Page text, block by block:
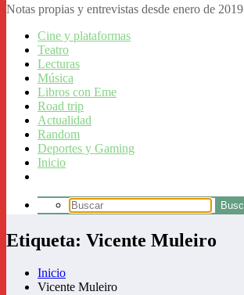
Notas propias y entrevistas desde enero de 2019
Cine y plataformas
Teatro
Lecturas
Música
Libros con Eme
Road trip
Actualidad
Random
Deportes y Gaming
Inicio
Etiqueta: Vicente Muleiro
Inicio
Vicente Muleiro